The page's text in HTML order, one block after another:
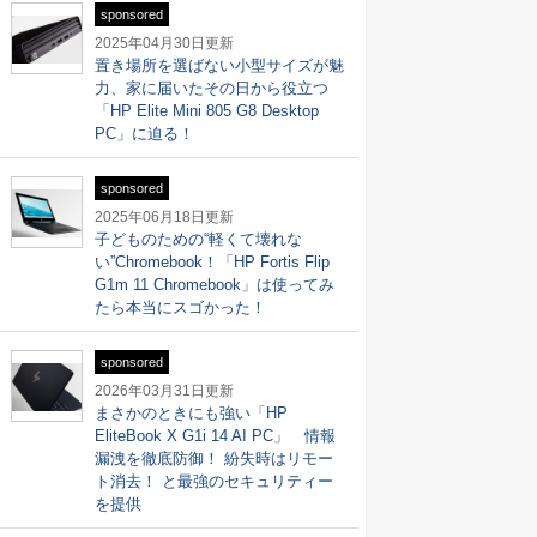
sponsored
2025年04月30日 更新
置き場所を選ばない小型サイズが魅
力、家に届いたその日から役立つ
「HP Elite Mini 805 G8 Desktop
PC」に迫る！
sponsored
2025年06月18日 更新
子どものための“軽くて壊れな
い”Chromebook！「HP Fortis Flip
G1m 11 Chromebook」は使ってみ
たら本当にスゴかった！
sponsored
2026年03月31日 更新
まさかのときにも強い「HP
EliteBook X G1i 14 AI PC」 情報
漏洩を徹底防御！ 紛失時はリモー
ト消去！ と最強のセキュリティー
を提供